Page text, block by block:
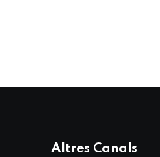
Altres Canals